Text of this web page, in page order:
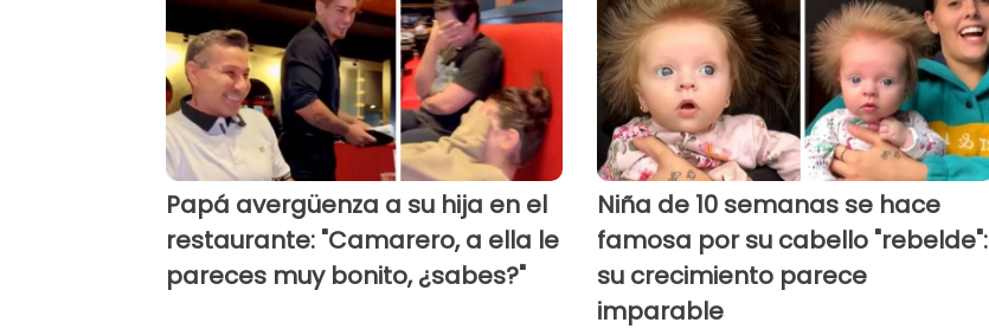
Papá avergüenza a su hija en el
restaurante: "Camarero, a ella le
pareces muy bonito, ¿sabes?"
Niña de 10 semanas se hace
famosa por su cabello "rebelde":
su crecimiento parece
imparable